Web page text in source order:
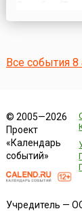
Каир
Все события 8
© 2005—2026
Проект
«Календарь
событий»
Учредитель —